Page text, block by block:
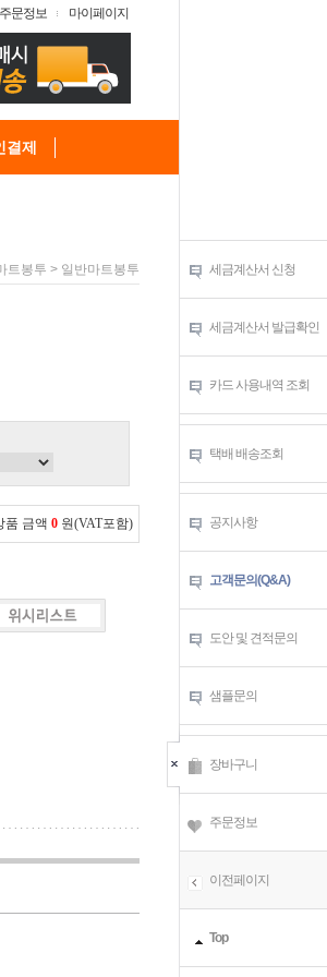
주문정보 마이페이지
결제
트봉투 > 일반마트봉투
품 금액 0 원(VAT포함)
세금계산서 신청
세금계산서 발급확인
카드 사용내역 조회
택배 배송조회
공지사항
고객문의(Q&A)
도안 및 견적문의
샘플문의
장바구니
주문정보
이전페이지
Top